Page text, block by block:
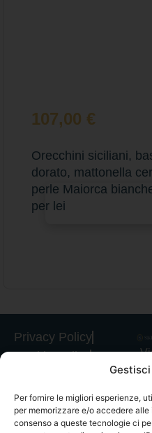
Per fornire le migliori esperienze,
per memorizzare e/o accedere
consenso a queste tecnologie ci
107,00 €
Orecchini siciliani,
dorato, mattonella
perle Maiorca
per lei
Privacy Policy
Cookie Policy
Spedizioni
Informativa